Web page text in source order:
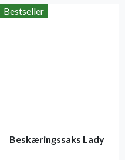
Bestseller
Beskæringssaks Lady